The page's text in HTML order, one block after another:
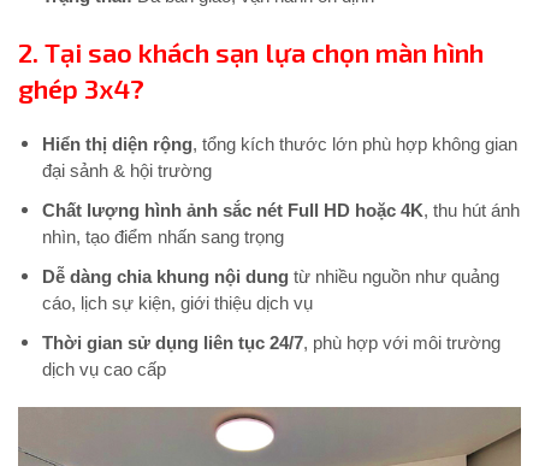
2. Tại sao khách sạn lựa chọn màn hình
ghép 3x4?
Hiển thị diện rộng, tổng kích thước lớn phù hợp không gian
đại sảnh & hội trường
Chất lượng hình ảnh sắc nét Full HD hoặc 4K, thu hút ánh
nhìn, tạo điểm nhấn sang trọng
Dễ dàng chia khung nội dung từ nhiều nguồn như quảng
cáo, lịch sự kiện, giới thiệu dịch vụ
Thời gian sử dụng liên tục 24/7, phù hợp với môi trường
dịch vụ cao cấp